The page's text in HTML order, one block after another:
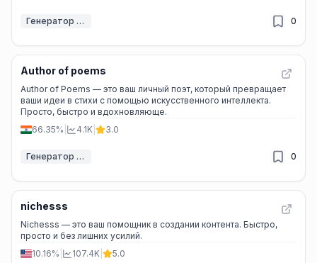
Генератор стихов и поэзии ИИ 0
Author of poems
Author of Poems — это ваш личный поэт, который превращает
ваши идеи в стихи с помощью искусственного интеллекта.
Просто, быстро и вдохновляюще.
66.35%
4.1K 3.0
Генератор стихов и поэзии ИИ 0
nichesss
Nichesss — это ваш помощник в создании контента. Быстро,
просто и без лишних усилий.
10.16%
107.4K 5.0